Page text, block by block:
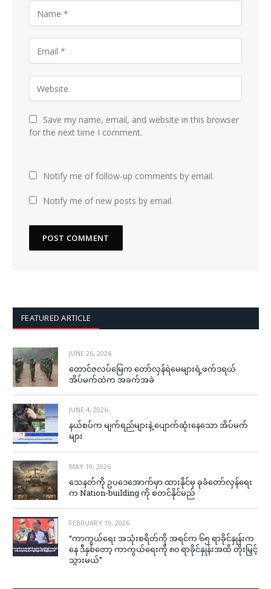
Save my name, email, and website in this browser
for the next time I comment.
Notify me of follow-up comments by email.
Notify me of new posts by email.
FEATURED ARTICLE
JUNE 26, 2026
တောင်ဇလပ်မြေက တော်လှန်ရဲမေများရဲ့ဖက်ဒရယ်
အိပ်မက်ထဲက အခက်အခဲ
JUNE 4, 2026
နယ်စပ်က မျက်ရည်များနဲ့ ပျောက်ဆုံးနေသော အိပ်မက်
များ
MAY 19, 2026
သေနတ်ကို ဥပဒေအောက်မှာ ထားနိုင်မှ ခုခံတော်လှန်ရေး
က Nation-building ကို စတင်နိုင်မည်
FEBRUARY 19, 2026
“ကာကွယ်ရေး အသုံးစရိတ်ကို အရင်က ၆၅ ရာခိုင်နှုန်းက
နေ ဒီနှစ်တော့ ကာကွယ်ရေးကို ၈၀ ရာခိုင်နှုန်းအထိ တိုးမြှင့်
သွားမယ်”